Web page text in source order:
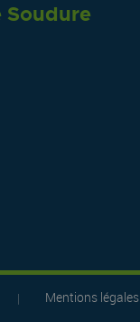
Soudure
| Mentions légales